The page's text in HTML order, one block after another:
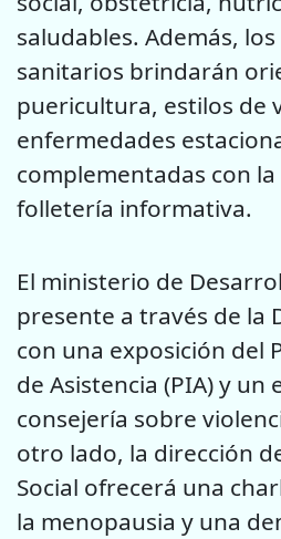
saludables. Además,
sanitarios brindarán
puericultura, estilos de
enfermedades
complementadas con
folletería informativa.
El ministerio de
presente a través de la
con una exposición del
de Asistencia (PIA) y un
consejería sobre
otro lado, la dirección
Social ofrecerá una
la menopausia y una